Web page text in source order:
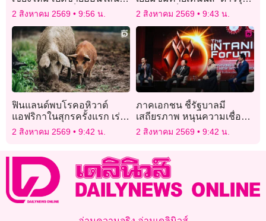
ออฟไลน์แล้ว เช็กวัน-ราคา
2 สิงหาคม 2569 9:56 น.
มุ่งความเป็นเลิศ” โครงการ
ชาติไทย
2 สิงหาคม 2569 9:43 น.
ฟินแลนด์พบโรคอหิวาต์
แอฟริกาในสุกรครั้งแรก เร่ง
ยกระดับมาตรการคุมระบาด
2 สิงหาคม 2569 9:42 น.
ภาคเอกชน ชี้รัฐบาลมี
เสถียรภาพ หนุนความเชื่อมั่น
นักลงทุนต่างชาติ
2 สิงหาคม 2569 9:42 น.